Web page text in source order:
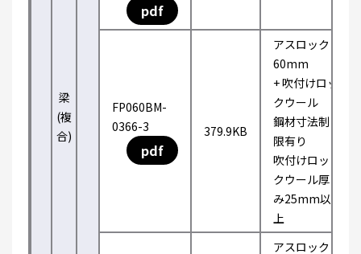
梁
(複
合)
pdf
FP060BM-
0366-3
pdf
379.9KB
アスロック
60mm
+ 吹付けロッ
クウール
鋼材寸法制
限有り
吹付けロッ
クウール厚
み25mm以
上
アスロック